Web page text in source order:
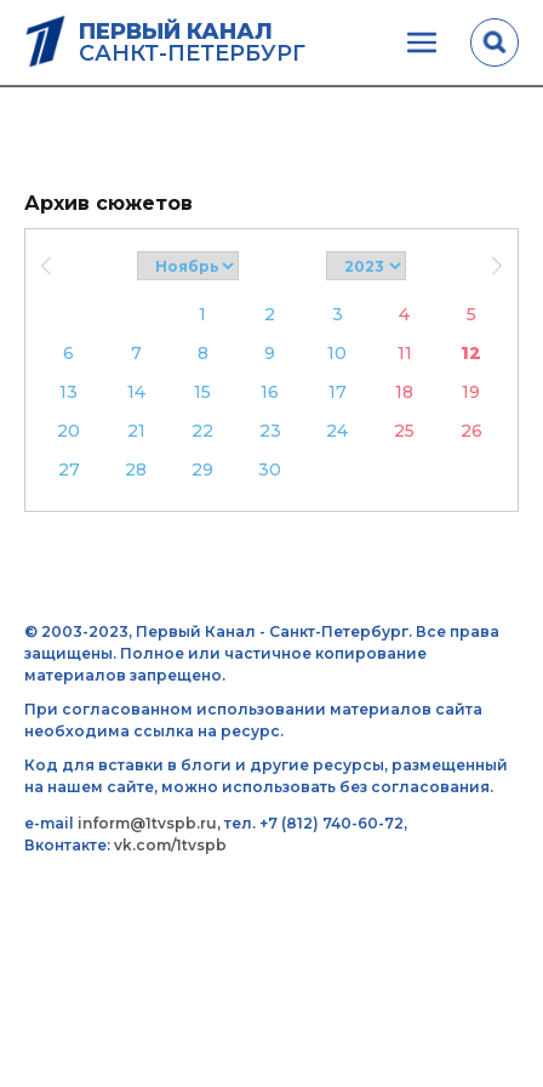
ПЕРВЫЙ КАНАЛ
САНКТ-ПЕТЕРБУРГ
Архив сюжетов
1 2 3 4
5
6
7 8 9 10 11
12
13
14 15 16 17 18
19
20
21 22 23 24 25
26
27
28 29 30
© 2003-2023, Первый Канал - Санкт-Петербург. Все права
защищены. Полное или частичное копирование
материалов запрещено.
При согласованном использовании материалов сайта
необходима ссылка на ресурс.
Код для вставки в блоги и другие ресурсы, размещенный
на нашем сайте, можно использовать без согласования.
e-mail inform@1tvspb.ru, тел. +7 (812) 740-60-72,
Вконтакте: vk.com/1tvspb